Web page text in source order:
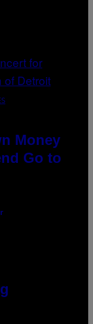
Money
Go to